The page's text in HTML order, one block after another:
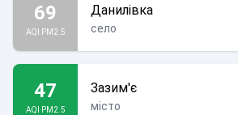
69
AQI PM2.5
Данилівка
село
47
AQI PM2.5
Зазим'є
місто